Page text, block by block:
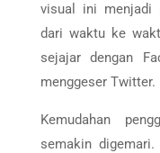
visual ini menjadi
dari waktu ke
sejajar dengan
menggeser Twitter.
Kemudahan
semakin